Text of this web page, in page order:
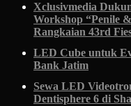
Xclusivmedia
Workshop “Penile
Rangkaian 43rd
LED Cube untuk
Bank Jatim
Sewa LED
Dentisphere 6 di